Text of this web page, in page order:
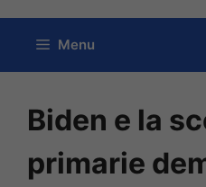
contenuto
Menu
Biden e la
primarie